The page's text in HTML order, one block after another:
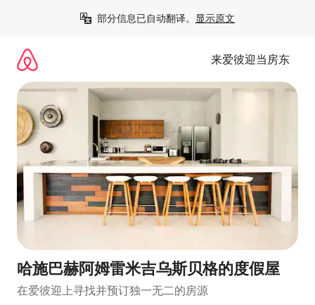
部分信息已自动翻译。 显示原文
来爱彼迎当房东
哈施巴赫阿姆雷米吉乌斯贝格的度假屋
在爱彼迎上寻找并预订独一无二的房源